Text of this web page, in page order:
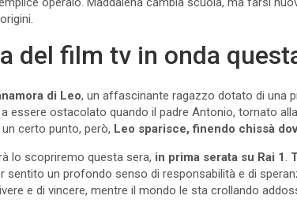
del film tv in onda
di Leo, un affascinante ragazzo dotato di una
essere ostacolato quando il padre Antonio, tornato
certo punto, però, Leo sparisce, finendo chissà
lo scopriremo questa sera, in prima serata su Rai 1
sentito un profondo senso di responsabilità e di
e di vincere, mentre il mondo le sta crollando